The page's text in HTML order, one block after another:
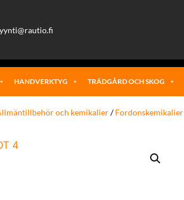
HANDVERKTYG TRÄDGÅRD OCH SKOG
och kemikalier/Fordonskemikalier